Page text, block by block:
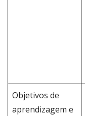
Objetivos de
aprendizagem e